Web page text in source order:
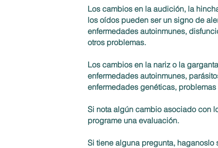
Los cambios en la audición, la
los oídos pueden ser un signo de
enfermedades autoinmunes,
otros problemas.
Los cambios en la nariz o la
enfermedades autoinmunes,
enfermedades genéticas,
Si nota algún cambio asociado con
programe una evaluación.
Si tiene alguna pregunta, haganoslo